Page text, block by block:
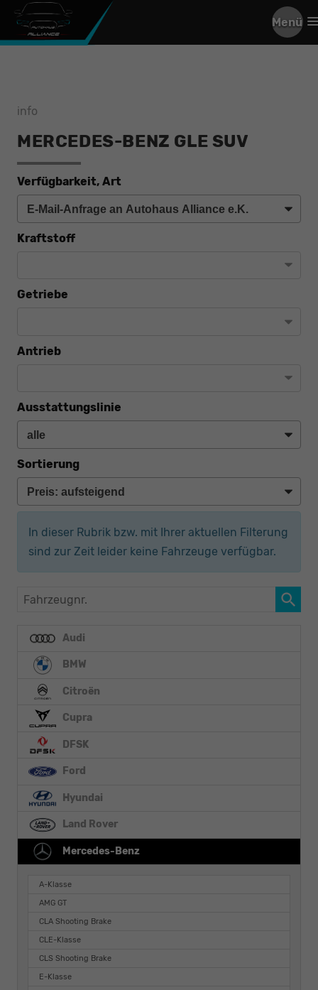
Menü
info
MERCEDES-BENZ GLE SUV
Verfügbarkeit, Art
Kraftstoff
Getriebe
Antrieb
Ausstattungslinie
Sortierung
In dieser Rubrik bzw. mit Ihrer aktuellen Filterung
sind zur Zeit leider keine Fahrzeuge verfügbar.
Fahrzeugnr.
Audi
BMW
Citroën
Cupra
DFSK
Ford
Hyundai
Land Rover
Mercedes-Benz
A-Klasse
AMG GT
CLA Shooting Brake
CLE-Klasse
CLS Shooting Brake
E-Klasse